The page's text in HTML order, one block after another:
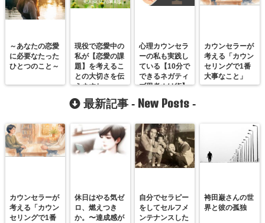
～あなたの恋愛
に必要なたった
ひとつのこと～
現役で恋愛中の
私が【恋愛の課
題】を考えるこ
との大切さを伝
えますね
心理カウンセラ
ーの私も実践し
ている【10分で
できるネガティ
ブ思考ぬけ術】
カウンセラーが
考える「カウン
セリングで1番
大事なこと」
最新記事 - New Posts -
カウンセラーが
考える「カウン
セリングで1番
休日はやる気ゼ
ロ、燃えつき
か。〜達成感が
自分でセラピー
をしてセルフメ
ンテナンスした
袴田巌さんの世
界と彼の孤独